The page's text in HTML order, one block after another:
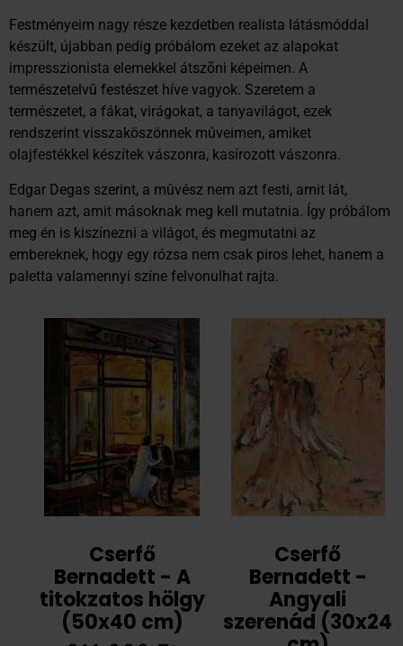
Festményeim nagy része kezdetben realista látásmóddal
készült, újabban pedig próbálom ezeket az alapokat
impresszionista elemekkel átszõni képeimen. A
természetelvû festészet híve vagyok. Szeretem a
természetet, a fákat, virágokat, a tanyavilágot, ezek
rendszerint visszaköszönnek mûveimen, amiket
olajfestékkel készítek vászonra, kasírozott vászonra.
Edgar Degas szerint, a mûvész nem azt festi, amit lát,
hanem azt, amit másoknak meg kell mutatnia. Így próbálom
meg én is kiszínezni a világot, és megmutatni az
embereknek, hogy egy rózsa nem csak piros lehet, hanem a
paletta valamennyi színe felvonulhat rajta.
Cserfő
Bernadett - A
titokzatos hölgy
(50x40 cm)
Cserfő
Bernadett -
Angyali
szerenád (30x24